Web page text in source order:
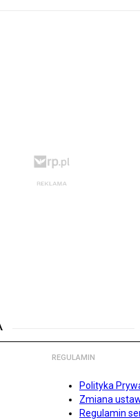
REGULAMIN
Polityka
Zmiana
Regulamin